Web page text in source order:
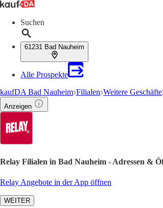
Suchen
61231 Bad Nauheim
Alle Prospekte
kaufDA Bad Nauheim Filialen Weitere Geschäfte
Anzeigen
Relay Filialen in Bad Nauheim - Adressen &
Relay Angebote in der App öffnen
WEITER